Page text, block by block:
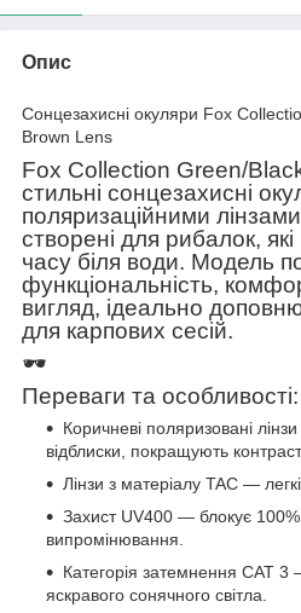
Опис
Сонцезахисні окуляри Fox
Brown Lens
Fox Collection Green/
стильні сонцезахисні
поляризаційними
створені для рибалок,
часу біля води. Модель
функціональність,
вигляд, ідеально
для карпових сесій.
🕶
Переваги та особливості:
Коричневі поляризовані
відблиски, покращують
Лінзи з матеріалу TAC — легкі,
Захист UV400 — блокує
випромінювання.
Категорія затемнення CAT
яскравого сонячного світла.